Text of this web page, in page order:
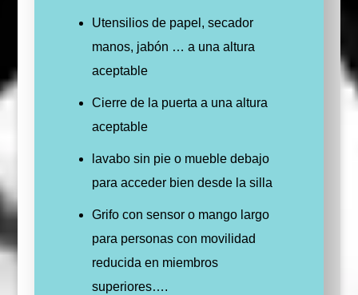
Utensilios de papel, secador
manos, jabón … a una altura
aceptable
Cierre de la puerta a una altura
aceptable
lavabo sin pie o mueble debajo
para acceder bien desde la silla
Grifo con sensor o mango largo
para personas con movilidad
reducida en miembros
superiores….